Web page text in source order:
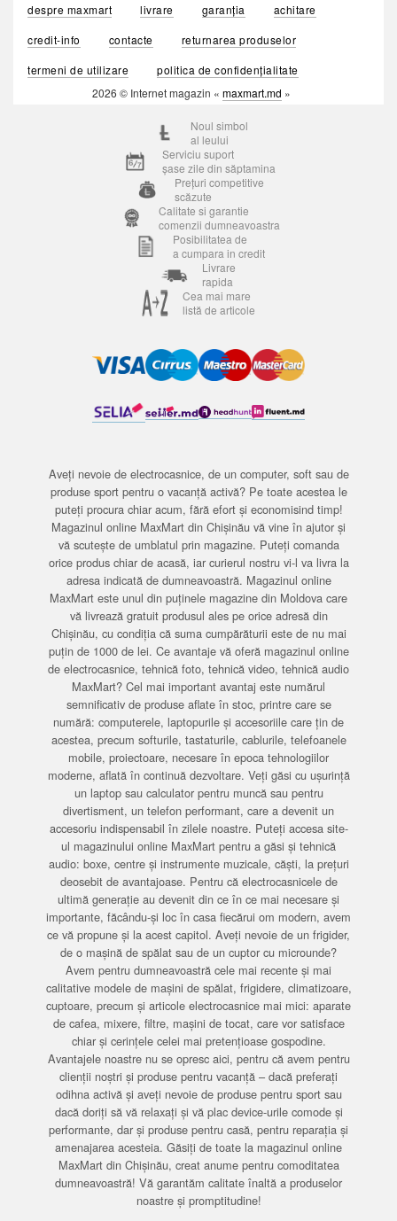
despre maxmart livrare garanția
achitare
credit-info
contacte
returnarea produselor
termeni de utilizare
politica de confidențialitate
2026 © Internet magazin « maxmart.md »
Noul simbol
al leului
Serviciu suport
șase zile din săptamina
Prețuri competitive
scăzute
Calitate si garantie
comenzii dumneavoastra
Posibilitatea de
a cumpara in credit
Livrare
rapida
Cea mai mare
listă de articole
Aveți nevoie de electrocasnice, de un computer, soft sau de
produse sport pentru o vacanță activă? Pe toate acestea le
puteți procura chiar acum, fără efort și economisind timp!
Magazinul online MaxMart din Chișinău vă vine în ajutor și
vă scutește de umblatul prin magazine. Puteți comanda
orice produs chiar de acasă, iar curierul nostru vi-l va livra la
adresa indicată de dumneavoastră. Magazinul online
MaxMart este unul din puținele magazine din Moldova care
vă livrează gratuit produsul ales pe orice adresă din
Chișinău, cu condiția că suma cumpărăturii este de nu mai
puțin de 1000 de lei. Ce avantaje vă oferă magazinul online
de electrocasnice, tehnică foto, tehnică video, tehnică audio
MaxMart? Cel mai important avantaj este numărul
semnificativ de produse aflate în stoc, printre care se
numără: computerele, laptopurile și accesoriile care țin de
acestea, precum softurile, tastaturile, cablurile, telefoanele
mobile, proiectoare, necesare în epoca tehnologiilor
moderne, aflată în continuă dezvoltare. Veți găsi cu ușurință
un laptop sau calculator pentru muncă sau pentru
divertisment, un telefon performant, care a devenit un
accesoriu indispensabil în zilele noastre. Puteți accesa site-
ul magazinului online MaxMart pentru a găsi și tehnică
audio: boxe, centre și instrumente muzicale, căști, la prețuri
deosebit de avantajoase. Pentru că electrocasnicele de
ultimă generație au devenit din ce în ce mai necesare și
importante, făcându-și loc în casa fiecărui om modern, avem
ce vă propune și la acest capitol. Aveți nevoie de un frigider,
de o mașină de spălat sau de un cuptor cu microunde?
Avem pentru dumneavoastră cele mai recente și mai
calitative modele de mașini de spălat, frigidere, climatizoare,
cuptoare, precum și articole electrocasnice mai mici: aparate
de cafea, mixere, filtre, mașini de tocat, care vor satisface
chiar și cerințele celei mai pretențioase gospodine.
Avantajele noastre nu se opresc aici, pentru că avem pentru
clienții noștri și produse pentru vacanță – dacă preferați
odihna activă și aveți nevoie de produse pentru sport sau
dacă doriți să vă relaxați și vă plac device-urile comode și
performante, dar și produse pentru casă, pentru reparația și
amenajarea acesteia. Găsiți de toate la magazinul online
MaxMart din Chișinău, creat anume pentru comoditatea
dumneavoastră! Vă garantăm calitate înaltă a produselor
noastre și promptitudine!